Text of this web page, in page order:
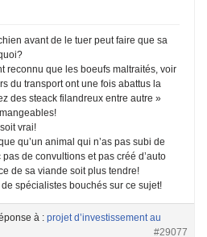
avant de le tuer peut faire que sa
reconnu que les boeufs maltraités, voir
du transport ont une fois abattus la
des steack filandreux entre autre »
vrai!
qu’un animal qui n’as pas subi de
de convultions et pas créé d’auto
de sa viande soit plus tendre!
spécialistes bouchés sur ce sujet!
à : projet d’investissement au
#29077